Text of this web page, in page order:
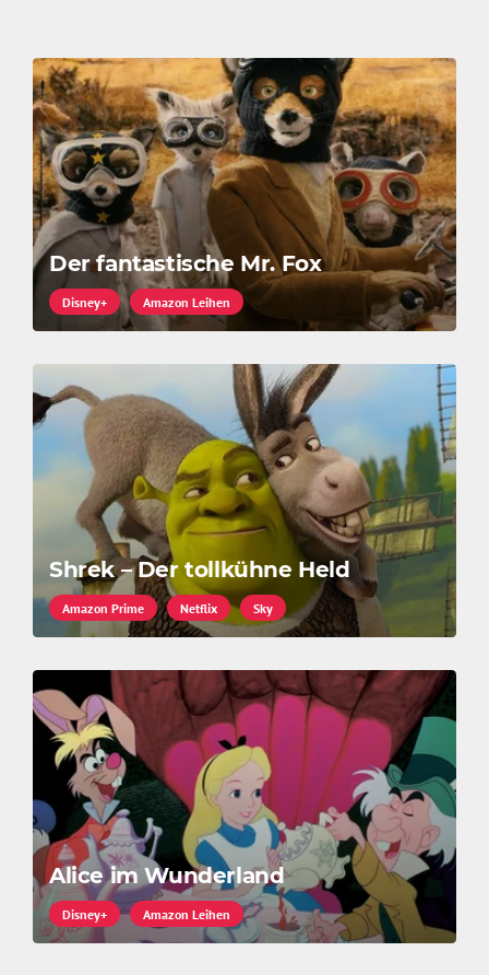
Der fantastische Mr. Fox
Disney+ Amazon Leihen
Shrek – Der tollkühne Held
Amazon Prime Netflix Sky
Alice im Wunderland
Disney+ Amazon Leihen